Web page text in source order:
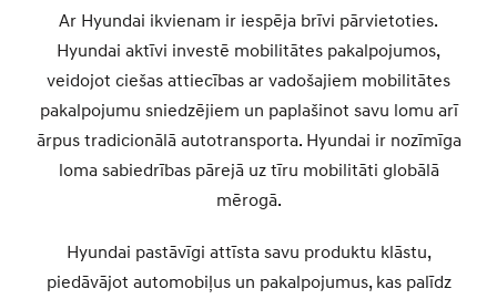
Ar Hyundai ikvienam ir iespēja brīvi pārvietoties.
Hyundai aktīvi investē mobilitātes pakalpojumos,
veidojot ciešas attiecības ar vadošajiem mobilitātes
pakalpojumu sniedzējiem un paplašinot savu lomu arī
ārpus tradicionālā autotransporta. Hyundai ir nozīmīga
loma sabiedrības pārejā uz tīru mobilitāti globālā
mērogā.
Hyundai pastāvīgi attīsta savu produktu klāstu,
piedāvājot automobiļus un pakalpojumus, kas palīdz